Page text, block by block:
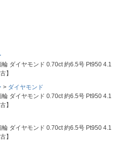
ダイヤモンド 0.70ct 約6.5号 Pt950 4.1
】
ダイヤモンド
ダイヤモンド 0.70ct 約6.5号 Pt950 4.1
】
ダイヤモンド 0.70ct 約6.5号 Pt950 4.1
】